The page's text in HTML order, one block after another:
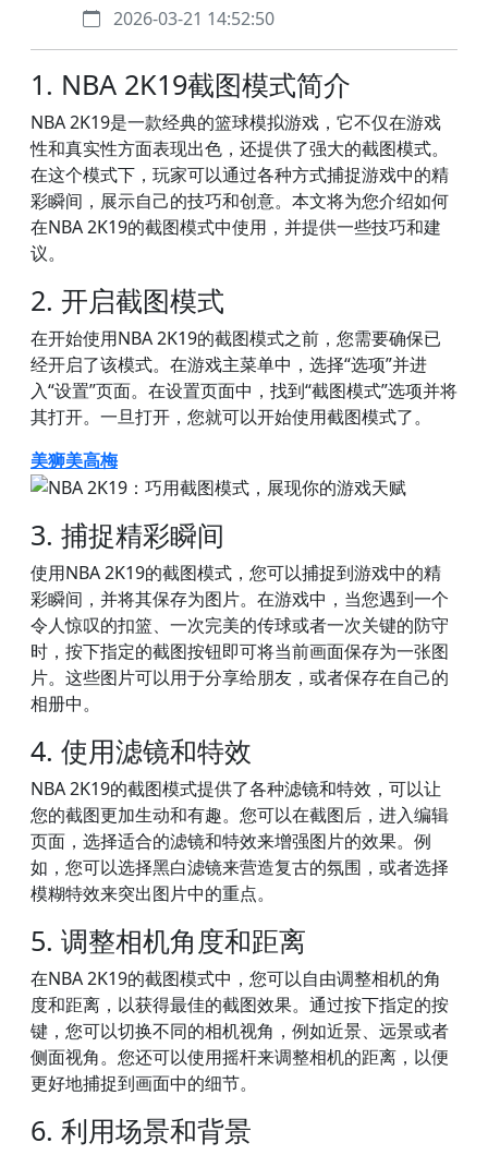
2026-03-21 14:52:50
1. NBA 2K19截图模式简介
NBA 2K19是一款经典的篮球模拟游戏，它不仅在游戏
性和真实性方面表现出色，还提供了强大的截图模式。
在这个模式下，玩家可以通过各种方式捕捉游戏中的精
彩瞬间，展示自己的技巧和创意。本文将为您介绍如何
在NBA 2K19的截图模式中使用，并提供一些技巧和建
议。
2. 开启截图模式
在开始使用NBA 2K19的截图模式之前，您需要确保已
经开启了该模式。在游戏主菜单中，选择“选项”并进
入“设置”页面。在设置页面中，找到“截图模式”选项并将
其打开。一旦打开，您就可以开始使用截图模式了。
美狮美高梅
3. 捕捉精彩瞬间
使用NBA 2K19的截图模式，您可以捕捉到游戏中的精
彩瞬间，并将其保存为图片。在游戏中，当您遇到一个
令人惊叹的扣篮、一次完美的传球或者一次关键的防守
时，按下指定的截图按钮即可将当前画面保存为一张图
片。这些图片可以用于分享给朋友，或者保存在自己的
相册中。
4. 使用滤镜和特效
NBA 2K19的截图模式提供了各种滤镜和特效，可以让
您的截图更加生动和有趣。您可以在截图后，进入编辑
页面，选择适合的滤镜和特效来增强图片的效果。例
如，您可以选择黑白滤镜来营造复古的氛围，或者选择
模糊特效来突出图片中的重点。
5. 调整相机角度和距离
在NBA 2K19的截图模式中，您可以自由调整相机的角
度和距离，以获得最佳的截图效果。通过按下指定的按
键，您可以切换不同的相机视角，例如近景、远景或者
侧面视角。您还可以使用摇杆来调整相机的距离，以便
更好地捕捉到画面中的细节。
6. 利用场景和背景